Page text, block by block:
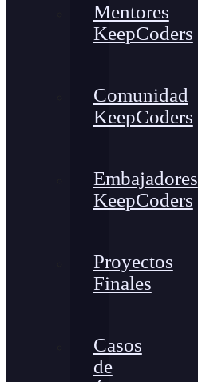
Mentores
KeepCoders
Comunidad
KeepCoders
Embajadores
KeepCoders
Proyectos
Finales
Casos
de